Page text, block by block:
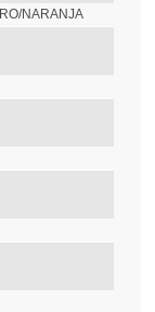
NARANJA